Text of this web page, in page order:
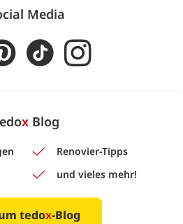
Media
xBlog
Renovier-Tipps
und vieles mehr!
tedox-Blog